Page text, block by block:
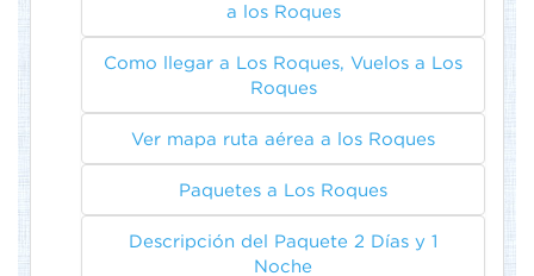
a los Roques
Como llegar a Los Roques, Vuelos a Los
Roques
Ver mapa ruta aérea a los Roques
Paquetes a Los Roques
Descripción del Paquete 2 Días y 1
Noche